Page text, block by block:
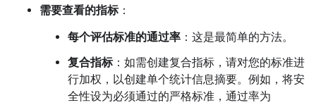
需要查看的指标：
每个评估标准的通过率 ：这是最简单的方法。
复合指标：如需创建复合指标，请对您的标准进
行加权，以创建单个统计信息摘要。例如，将安
全性设为必须通过的严格标准，通过率为